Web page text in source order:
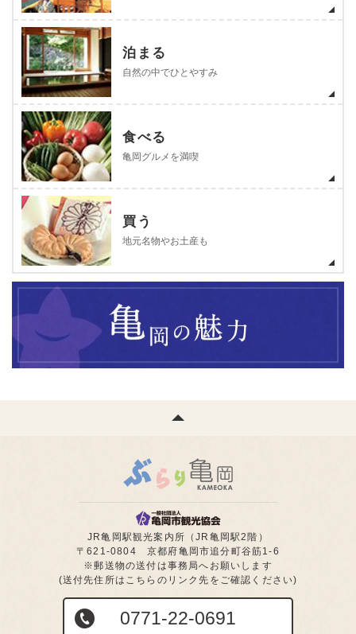
泊まる
自然の中でひとやすみ
食べる
亀岡グルメを満喫
買う
地元名物やお土産も
JR亀岡駅観光案内所（JR亀岡駅2階）
〒621-0804 京都府亀岡市追分町谷筋1-6
※郵送物の送付は事務局へお願いします
(送付先住所はこちらのリンク先をご確認ください)
0771-22-0691